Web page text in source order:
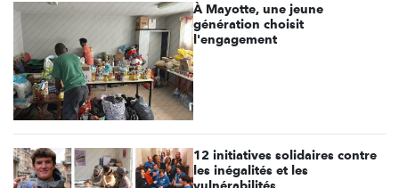
À Mayotte, une jeune
génération choisit
l'engagement
12 initiatives solidaires contre
les inégalités et les
vulnérabilités